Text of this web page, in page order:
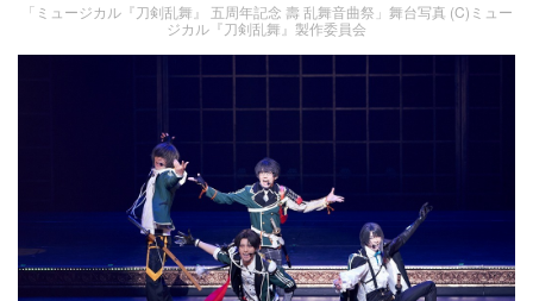
「ミュージカル『刀剣乱舞』 五周年記念 壽 乱舞音曲祭」舞台写真 (C)ミュー
ジカル『刀剣乱舞』製作委員会